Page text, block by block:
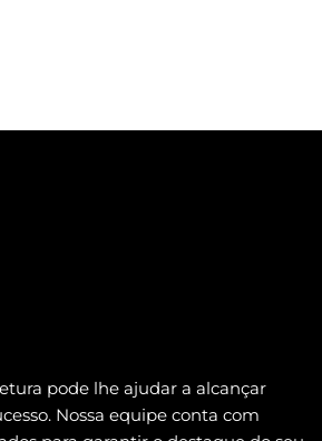
pode lhe ajudar a alcançar
Nossa equipe conta com